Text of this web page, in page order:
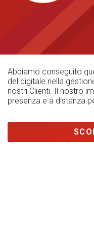
Abbiamo conseguito
del digitale nella
nostri Clienti. Il nostro
presenza e a distanza